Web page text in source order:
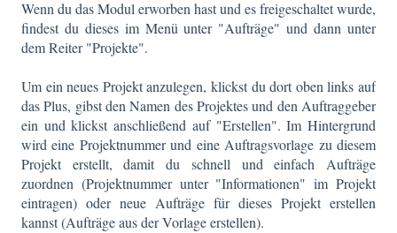
Wenn du das Modul erworben hast und es freigeschaltet wurde,
findest du dieses im Menü unter "Aufträge" und dann unter
dem Reiter "Projekte".
Um ein neues Projekt anzulegen, klickst du dort oben links auf
das Plus, gibst den Namen des Projektes und den Auftraggeber
ein und klickst anschließend auf "Erstellen". Im Hintergrund
wird eine Projektnummer und eine Auftragsvorlage zu diesem
Projekt erstellt, damit du schnell und einfach Aufträge
zuordnen (Projektnummer unter "Informationen" im Projekt
eintragen) oder neue Aufträge für dieses Projekt erstellen
kannst (Aufträge aus der Vorlage erstellen).